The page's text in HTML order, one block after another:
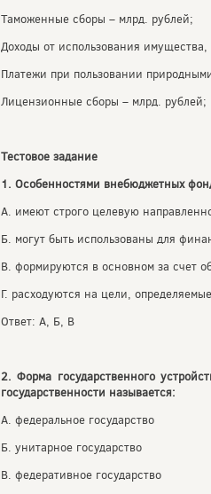
Таможенные сборы – млрд. рублей;
Доходы от использования
Платежи при пользовании
Лицензионные сборы – млрд. рублей;
Тестовое задание
1. Особенностями внебюджетных
А. имеют строго целевую
Б. могут быть использованы для
В. формируются в основном за счет
Г. расходуются на цели,
Ответ: А, Б, В
2. Форма государственного
государственности называется:
А. федеральное государство
Б. унитарное государство
В. федеративное государство